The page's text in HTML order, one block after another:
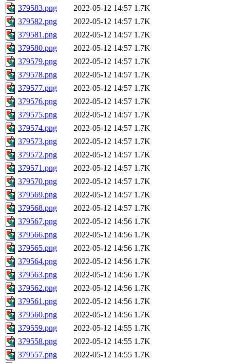
379583.png
2022-05-12 14:57 1.7K
379582.png
2022-05-12 14:57 1.7K
379581.png
2022-05-12 14:57 1.7K
379580.png
2022-05-12 14:57 1.7K
379579.png
2022-05-12 14:57 1.7K
379578.png
2022-05-12 14:57 1.7K
379577.png
2022-05-12 14:57 1.7K
379576.png
2022-05-12 14:57 1.7K
379575.png
2022-05-12 14:57 1.7K
379574.png
2022-05-12 14:57 1.7K
379573.png
2022-05-12 14:57 1.7K
379572.png
2022-05-12 14:57 1.7K
379571.png
2022-05-12 14:57 1.7K
379570.png
2022-05-12 14:57 1.7K
379569.png
2022-05-12 14:57 1.7K
379568.png
2022-05-12 14:57 1.7K
379567.png
2022-05-12 14:56 1.7K
379566.png
2022-05-12 14:56 1.7K
379565.png
2022-05-12 14:56 1.7K
379564.png
2022-05-12 14:56 1.7K
379563.png
2022-05-12 14:56 1.7K
379562.png
2022-05-12 14:56 1.7K
379561.png
2022-05-12 14:56 1.7K
379560.png
2022-05-12 14:56 1.7K
379559.png
2022-05-12 14:55 1.7K
379558.png
2022-05-12 14:55 1.7K
379557.png
2022-05-12 14:55 1.7K